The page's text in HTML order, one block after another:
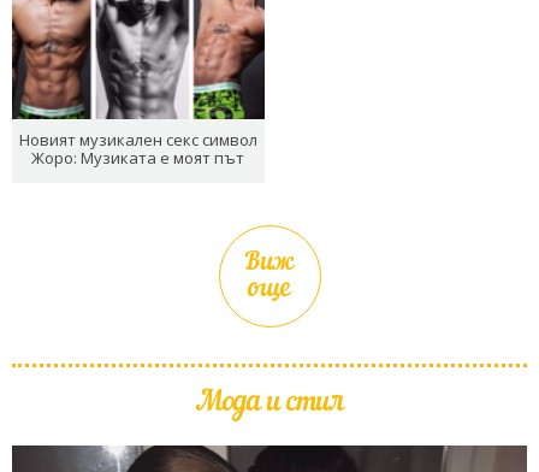
Новият музикален секс символ
Жоро: Музиката е моят път
Виж
още
Мода и стил